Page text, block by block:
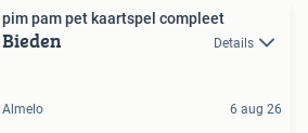
pim pam pet kaartspel compleet
Bieden Details
Almelo 6 aug 26